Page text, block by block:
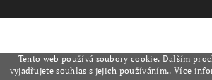
Tento web používá soubory cookie. Dalším
vyjadřujete souhlas s jejich používáním.. Více